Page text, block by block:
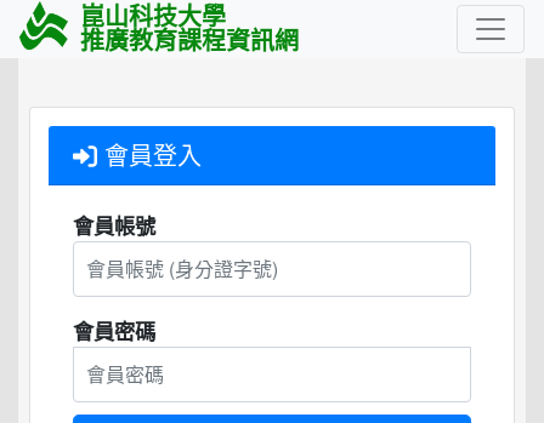
崑山科技大學
推廣教育課程資訊網
會員登入
會員帳號
會員密碼